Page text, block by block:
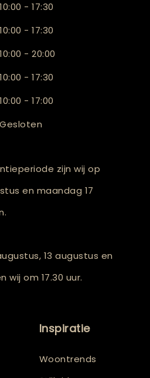
10:00 - 17:30
10:00 - 17:30
10:00 - 20:00
10:00 - 17:30
10:00 - 17:00
Gesloten
zijn wij op
en maandag 17
13 augustus en
wij om 17.30 uur.
Inspiratie
Woontrends